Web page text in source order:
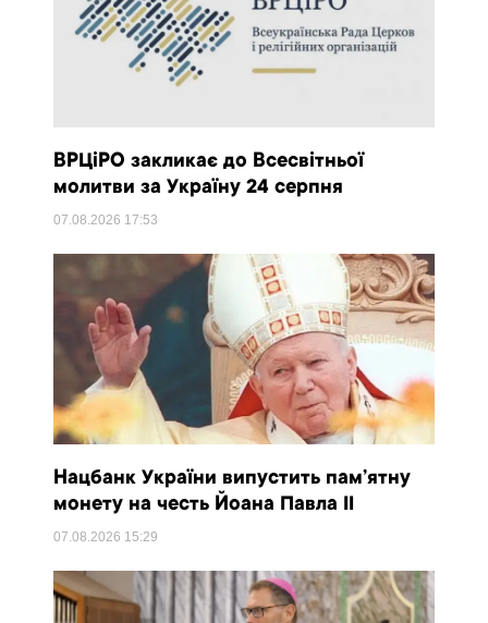
ВРЦіРО закликає до Всесвітньої
молитви за Україну 24 серпня
07.08.2026 17:53
Нацбанк України випустить пам’ятну
монету на честь Йоана Павла II
07.08.2026 15:29